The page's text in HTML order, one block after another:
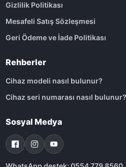
Gizlilik Politikası
Mesafeli Satış Sözleşmesi
Geri Ödeme ve İade Politikası
Rehberler
Cihaz modeli nasıl bulunur?
Cihaz seri numarası nasıl bulunur?
Sosyal Medya